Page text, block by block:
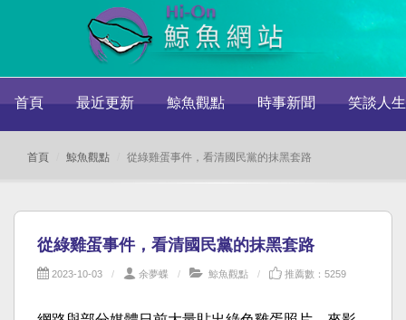
首頁 最近更新 鯨魚觀點 時事新聞 笑談人生
首頁 鯨魚觀點 從綠雞蛋事件，看清國民黨的抹黑套路
從綠雞蛋事件，看清國民黨的抹黑套路
2023-10-03 余夢蝶 鯨魚觀點 推薦數：5259